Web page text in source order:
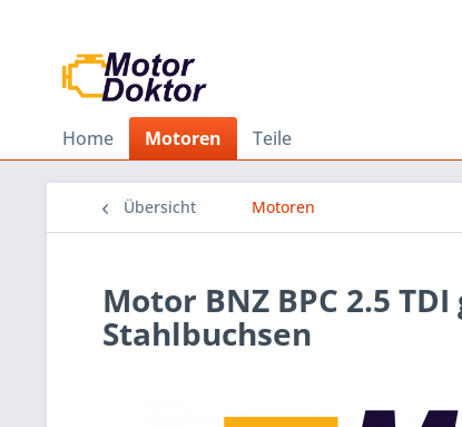
Home Motoren Teile
Übersicht Motoren
Motor BNZ BPC 2.5
Stahlbuchsen